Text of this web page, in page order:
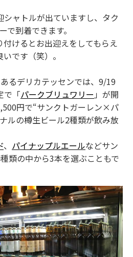
ャトルが出ていますし、タク
で到着できます。
けるとお出迎えをしてもらえ
です（笑）。
るデリカテッセンでは、9/19
で「パークブリュワリー 」が開
円で“サンクトガーレン×パ
ルの樽生ビール2種類が飲み放
、 パイナップルエールなどサン
類の中から3本を選ぶこともで